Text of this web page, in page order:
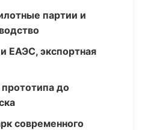
партии и
ЕАЭС, экспортная
до
современного